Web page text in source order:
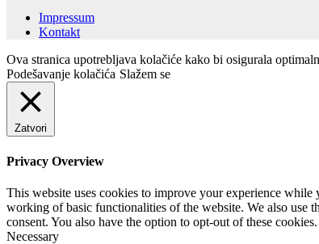
Impressum
Kontakt
Ova stranica upotrebljava kolačiće kako bi osigurala
Podešavanje kolačića Slažem se
Zatvori
Privacy Overview
This website uses cookies to improve your experience while
working of basic functionalities of the website. We also use
consent. You also have the option to opt-out of these
Necessary